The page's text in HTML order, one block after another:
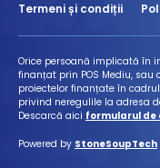
Termeni și condiții
Orice persoană implicată în
finanțat prin POS Mediu,
proiectelor finanțate în
privind neregulile la adresa
Descarcă aici formularul de
Powered by StoneSoupTech